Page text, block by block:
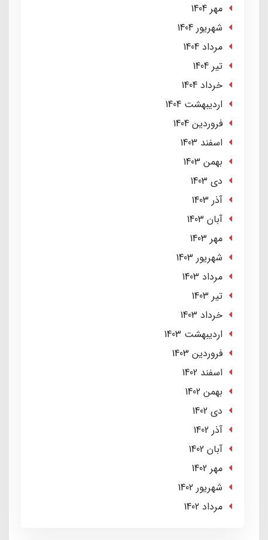
مهر 1404
شهریور 1404
مرداد 1404
تير 1404
خرداد 1404
ارديبهشت 1404
فروردین 1404
اسفند 1403
بهمن 1403
دی 1403
آذر 1403
آبان 1403
مهر 1403
شهریور 1403
مرداد 1403
تير 1403
خرداد 1403
ارديبهشت 1403
فروردین 1403
اسفند 1402
بهمن 1402
دی 1402
آذر 1402
آبان 1402
مهر 1402
شهریور 1402
مرداد 1402